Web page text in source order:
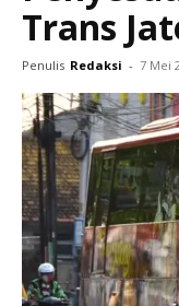
Trans
Penulis Redaksi - 7 Mei